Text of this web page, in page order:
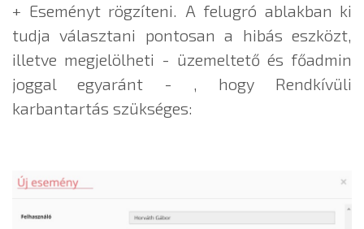
+ Eseményt rögzíteni. A felugró ablakban ki
tudja választani pontosan a hibás eszközt,
illetve megjelölheti - üzemeltető és főadmin
joggal egyaránt - , hogy Rendkívüli
karbantartás szükséges: